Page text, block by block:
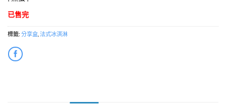
已售完
標籤: 分享盒 法式冰淇淋